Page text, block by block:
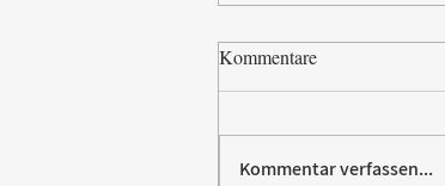
Kommentare
Kommentar verfassen...